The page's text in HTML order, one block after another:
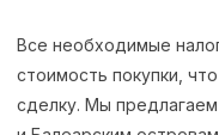
Все необходимые
стоимость покупки,
сделку. Мы